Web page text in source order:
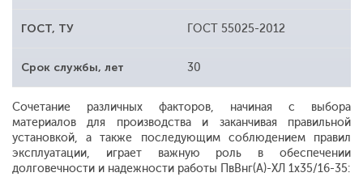
ГОСТ, ТУ ГОСТ 55025-2012
Срок службы, лет 30
Сочетание различных факторов, начиная с выбора
материалов для производства и заканчивая правильной
установкой, а также последующим соблюдением правил
эксплуатации, играет важную роль в обеспечении
долговечности и надежности работы ПвВнг(А)-ХЛ 1х35/16-35: